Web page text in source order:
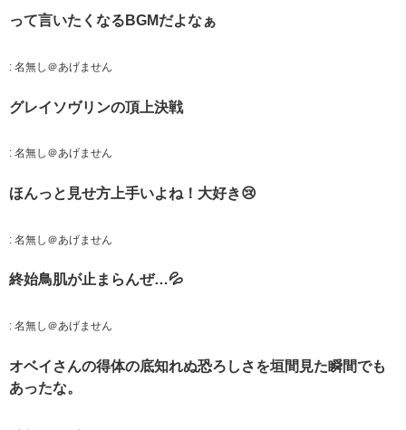
って言いたくなるBGMだよなぁ
: 名無し＠あげません
グレイソヴリンの頂上決戦
: 名無し＠あげません
ほんっと見せ方上手いよね！大好き😢
: 名無し＠あげません
終始鳥肌が止まらんぜ…💦
: 名無し＠あげません
オベイさんの得体の底知れぬ恐ろしさを垣間見た瞬間でも
あったな。